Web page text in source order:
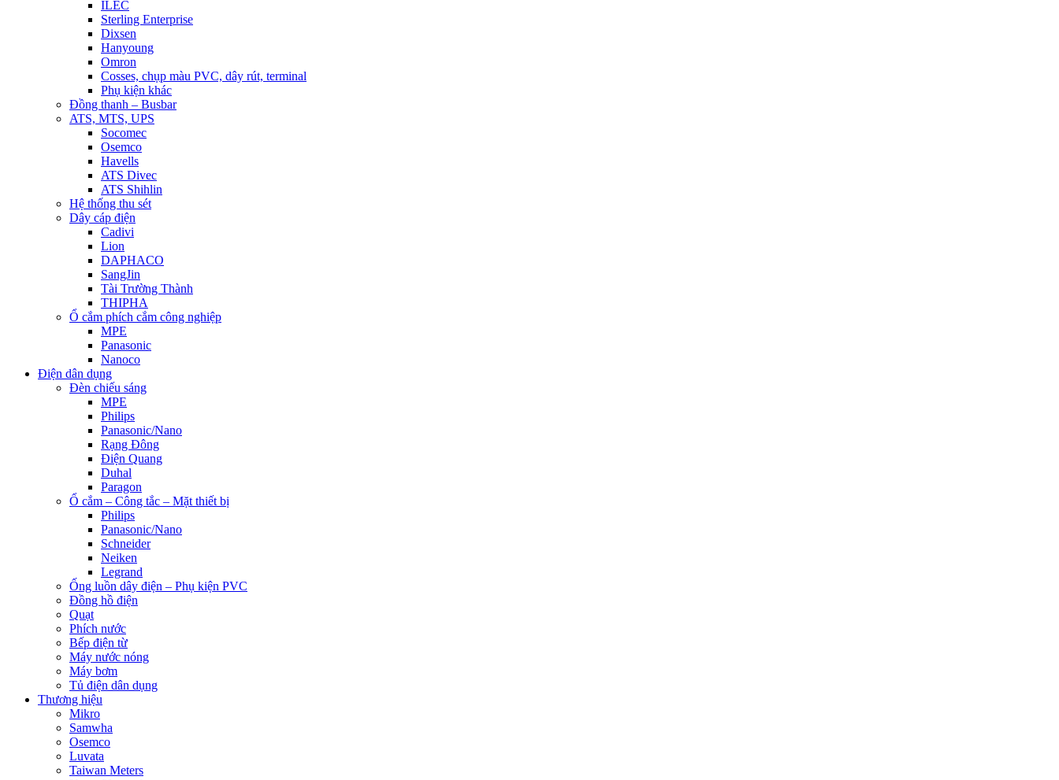
ILEC
Sterling Enterprise
Dixsen
Hanyoung
Omron
Cosses, chụp màu PVC, dây rút, terminal
Phụ kiện khác
Đồng thanh – Busbar
ATS, MTS, UPS
Socomec
Osemco
Havells
ATS Divec
ATS Shihlin
Hệ thống thu sét
Dây cáp điện
Cadivi
Lion
DAPHACO
SangJin
Tài Trường Thành
THIPHA
Ổ cắm phích cắm công nghiệp
MPE
Panasonic
Nanoco
Điện dân dụng
Đèn chiếu sáng
MPE
Philips
Panasonic/Nano
Rạng Đông
Điện Quang
Duhal
Paragon
Ổ cắm – Công tắc – Mặt thiết bị
Philips
Panasonic/Nano
Schneider
Neiken
Legrand
Ống luồn dây điện – Phụ kiện PVC
Đồng hồ điện
Quạt
Phích nước
Bếp điện từ
Máy nước nóng
Máy bơm
Tủ điện dân dụng
Thương hiệu
Mikro
Samwha
Osemco
Luvata
Taiwan Meters